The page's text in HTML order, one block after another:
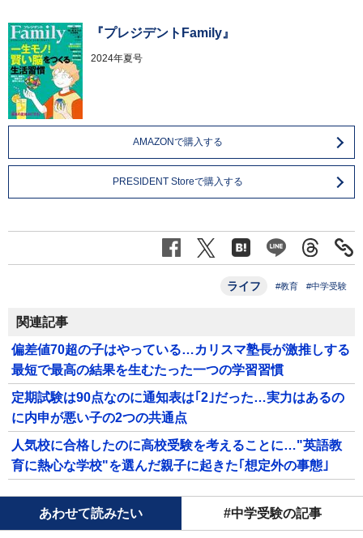
『プレジデントFamily』
2024年夏号
AMAZONで購入する
PRESIDENT Storeで購入する
ライフ #教育 #中学受験
関連記事
偏差値70超の子はやっている…カリスマ塾長が激推しする
最短で最高の結果を生むたった一つの学習習慣
定期試験は90点なのに通知表は｢2｣だった…実力はあるの
に内申が悪い子の2つの共通点
人気校に合格したのに高校受験を考えることに…"英語教
育に熱心な学校"を選んだ親子に起きた｢想定外の事態｣
あわせて読みたい #中学受験の記事